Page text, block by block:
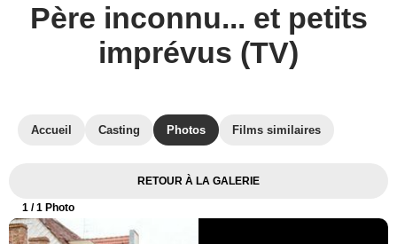
Père inconnu... et petits
imprévus (TV)
Accueil Casting Photos Films similaires
RETOUR À LA GALERIE
1 / 1 Photo